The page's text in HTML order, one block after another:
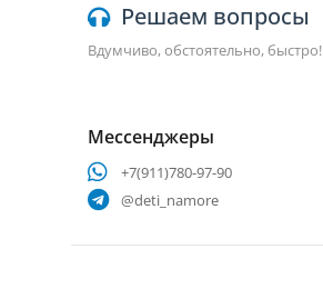
Решаем вопросы
Вдумчиво, обстоятельно, быстро!
Мессенджеры
+7(911)780-97-90
@deti_namore